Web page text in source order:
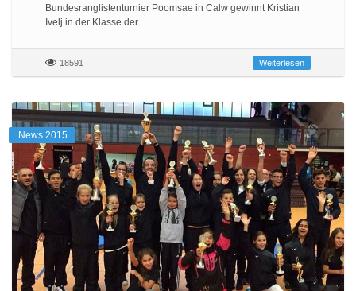
Bundesranglistenturnier Poomsae in Calw gewinnt Kristian
Ivelj in der Klasse der…
18591 Weiterlesen
News 2015